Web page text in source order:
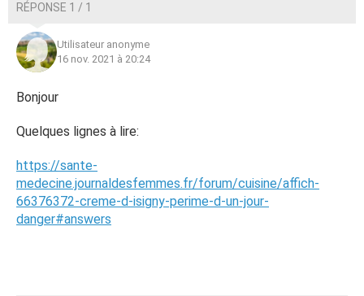
RÉPONSE 1 / 1
Utilisateur anonyme
16 nov. 2021 à 20:24
Bonjour
Quelques lignes à lire:
https://sante-
medecine.journaldesfemmes.fr/forum/cuisine/affich-
66376372-creme-d-isigny-perime-d-un-jour-
danger#answers